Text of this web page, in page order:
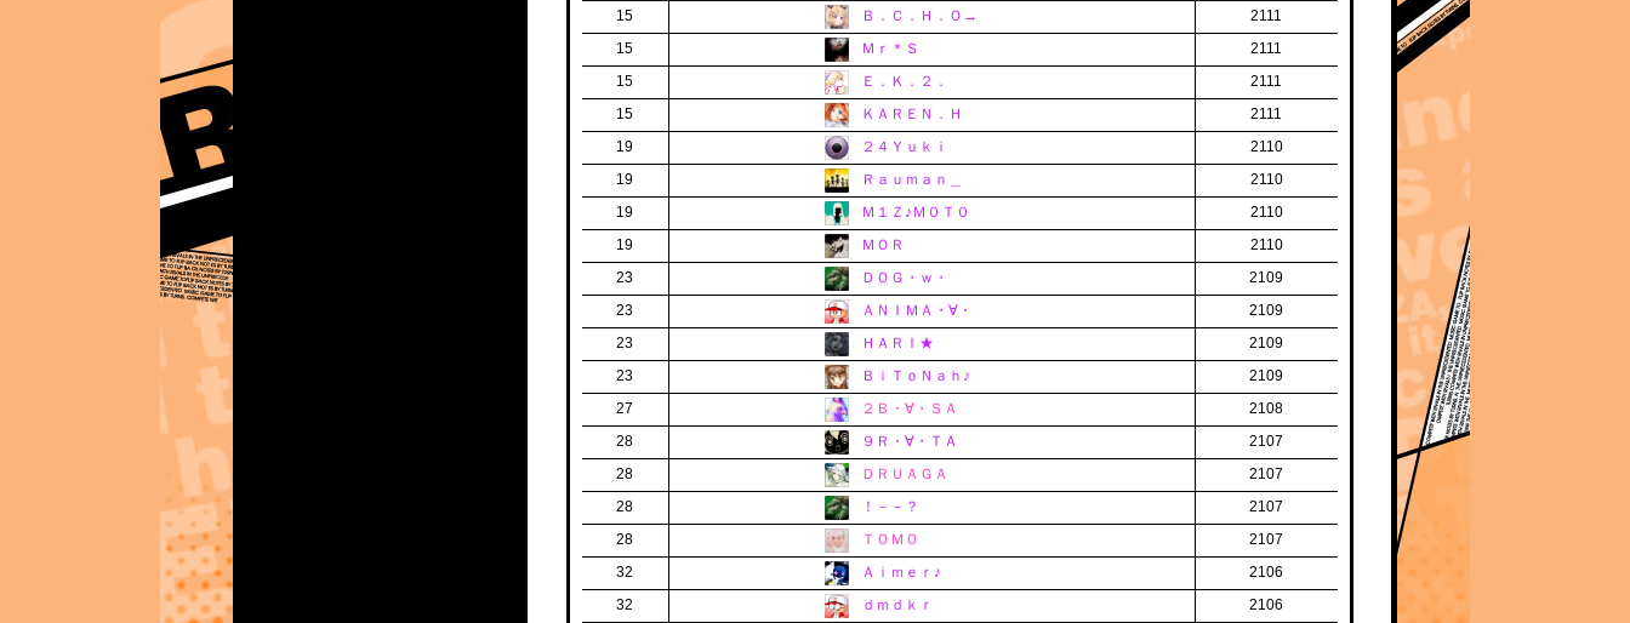
15
Ｂ．Ｃ．Ｈ．Ｏ→
2111
15
Ｍｒ＊Ｓ
2111
15
Ｅ．Ｋ．２．
2111
15
ＫＡＲＥＮ．Ｈ
2111
19
２４Ｙｕｋｉ
2110
19
Ｒａｕｍａｎ＿
2110
19
Ｍ１Ｚ♪Ｍ０Ｔ０
2110
19
ＭＯＲ
2110
23
ＤＯＧ・ｗ・
2109
23
ＡＮＩＭＡ・∀・
2109
23
ＨＡＲＩ★
2109
23
ＢｉＴｏＮａｈ♪
2109
27
２Ｂ・∀・ＳＡ
2108
28
９Ｒ・∀・ＴＡ
2107
28
ＤＲＵＡＧＡ
2107
28
！－－？
2107
28
ＴＯＭＯ
2107
32
Ａｉｍｅｒ♪
2106
32
ｄｍｄｋｒ
2106